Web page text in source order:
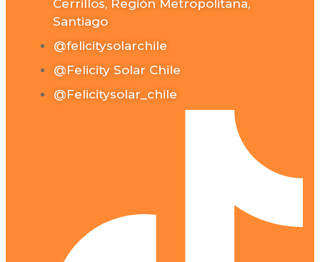
Cerrillos, Región Metropolitana,
Santiago
@felicitysolarchile
@Felicity Solar Chile
@Felicitysolar_chile